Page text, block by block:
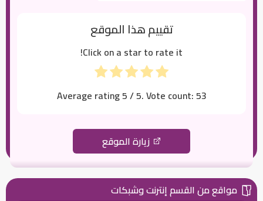
تقييم هذا الموقع
Click on a star to rate it!
Average rating5/ 5. Vote count:53
زيارة الموقع
مواقع من القسم إنترنت وشبكات